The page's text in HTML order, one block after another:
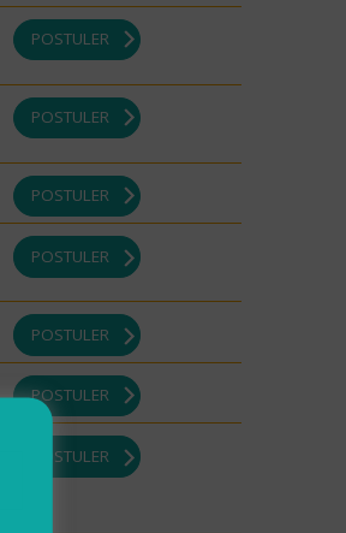
POSTULER
POSTULER
POSTULER
POSTULER
POSTULER
POSTULER
POSTULER